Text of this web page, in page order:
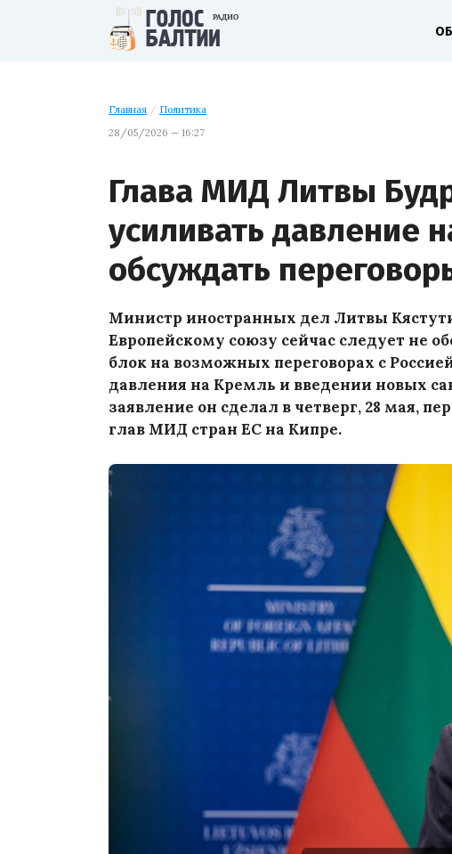
Главная / Политика
28/05/2026 — 16:27
Глава МИД Литвы
усиливать давление
обсуждать
Министр иностранных дел Литвы
Европейскому союзу сейчас следует не
блок на возможных переговорах с
давления на Кремль и введении новых
заявление он сделал в четверг, 28 мая,
глав МИД стран ЕС на Кипре.